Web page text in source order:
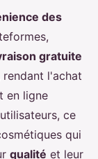
des
gratuite
l'achat
en ligne
ce
qui
qualité et leur